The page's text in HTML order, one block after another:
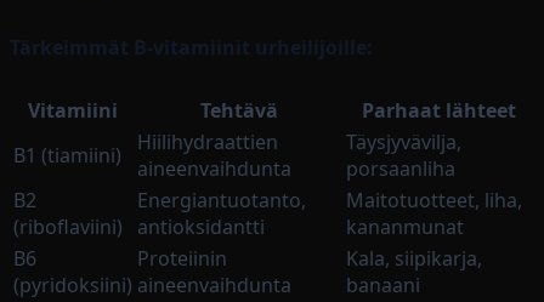
Tärkeimmät B-vitamiinit urheilijoille:
Vitamiini Tehtävä
Parhaat lähteet
B1 (tiamiini)
Hiilihydraattien
aineenvaihdunta
Täysjyvävilja,
porsaanliha
B2
(riboflaviini)
Energiantuotanto,
antioksidantti
Maitotuotteet, liha,
kananmunat
B6
(pyridoksiini)
Proteiinin
aineenvaihdunta
Kala, siipikarja,
banaani